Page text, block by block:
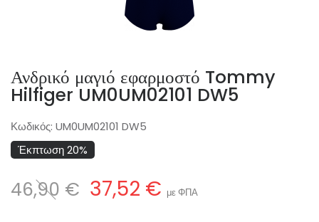
Ανδρικό μαγιό εφαρμοστό Tommy
Hilfiger UM0UM02101 DW5
Κωδικός: UM0UM02101 DW5
Έκπτωση 20%
46,90 € 37,52 € με ΦΠΑ